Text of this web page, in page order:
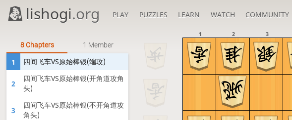
lishogi.org PLAY PUZZLES LEARN WATCH COMMUNITY
3
2
1
8 Chapters 1 Member
1 四间飞车VS原始棒银(端攻)
2
四间飞车VS原始棒银(开角道攻角
头)
3
四间飞车VS原始棒银(不开角道攻
角头)